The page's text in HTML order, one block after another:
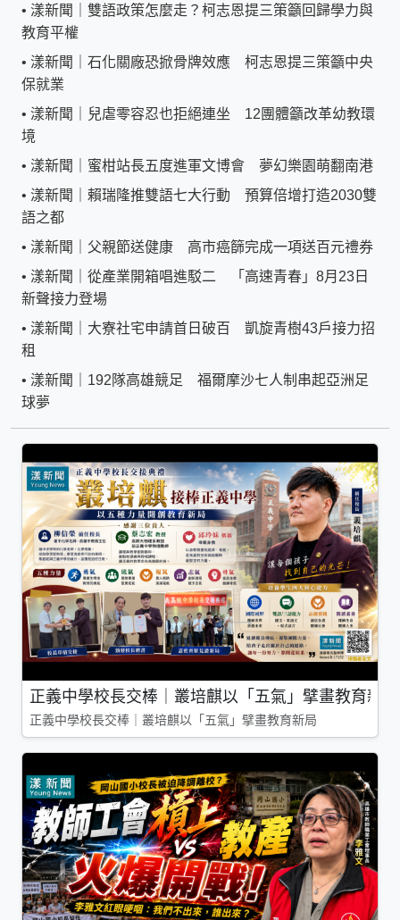
• 漾新聞｜雙語政策怎麼走？柯志恩提三策籲回歸學力與
教育平權
• 漾新聞｜石化關廠恐掀骨牌效應 柯志恩提三策籲中央
保就業
• 漾新聞｜兒虐零容忍也拒絕連坐 12團體籲改革幼教環
境
• 漾新聞｜蜜柑站長五度進軍文博會 夢幻樂園萌翻南港
• 漾新聞｜賴瑞隆推雙語七大行動 預算倍增打造2030雙
語之都
• 漾新聞｜父親節送健康 高市癌篩完成一項送百元禮券
• 漾新聞｜從產業開箱唱進駁二 「高速青春」8月23日
新聲接力登場
• 漾新聞｜大寮社宅申請首日破百 凱旋青樹43戶接力招
租
• 漾新聞｜192隊高雄競足 福爾摩沙七人制串起亞洲足
球夢
正義中學校長交棒｜叢培麒以「五氣」擘畫教育新局
正義中學校長交棒｜叢培麒以「五氣」擘畫教育新局